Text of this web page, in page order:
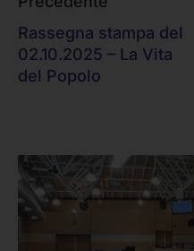
Rassegna stampa del
02.10.2025 – La Vita
del Popolo